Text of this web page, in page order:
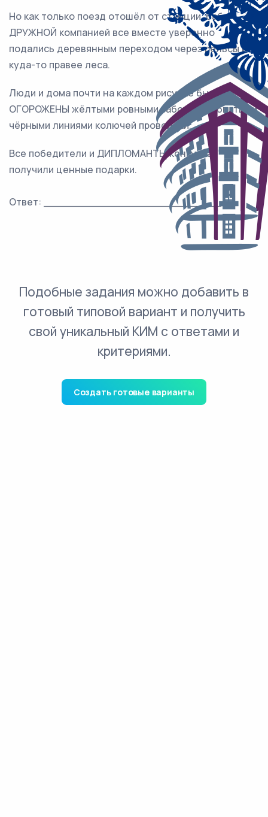
Но как только поезд отошёл от станции, бабы
ДРУЖНОЙ компанией все вместе уверенно
подались деревянным переходом через рельсы и
куда-то правее леса.
Люди и дома почти на каждом рисунке были
ОГОРОЖЕНЫ жёлтыми ровными заборами, обвитыми
чёрными линиями колючей проволоки.
Все победители и ДИПЛОМАНТЫ конкурса
получили ценные подарки.
Ответ: ___________________________.
Подобные задания можно добавить в
готовый типовой вариант и получить
свой уникальный КИМ с ответами и
критериями.
Создать готовые варианты